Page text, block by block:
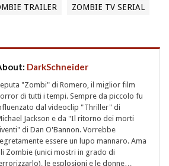
TRAILER
ZOMBIE TV SERIAL
DarkSchneider
"Zombi" di Romero, il miglior film
di tutti i tempi. Sempre da piccolo fu
dal videoclip "Thriller" di
Jackson e da "Il ritorno dei morti
di Dan O'Bannon. Vorrebbe
essere un lupo mannaro. Ama
Zombie (unici mostri in grado di
le esplosioni e le donne…